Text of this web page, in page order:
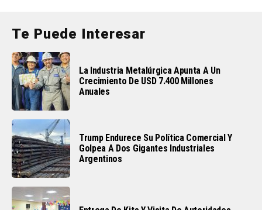
Te Puede Interesar
La Industria Metalúrgica Apunta A Un
Crecimiento De USD 7.400 Millones
Anuales
Trump Endurece Su Política Comercial Y
Golpea A Dos Gigantes Industriales
Argentinos